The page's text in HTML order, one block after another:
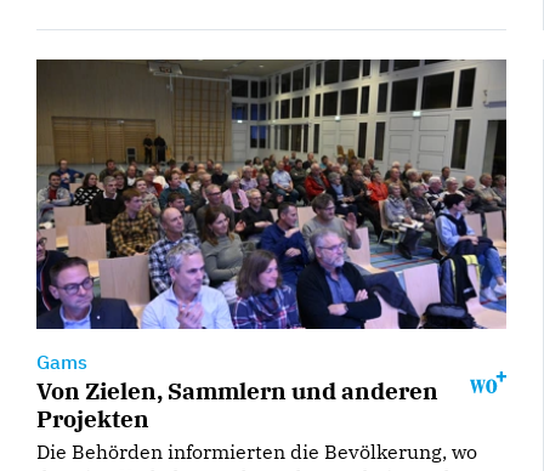
Gams
Von Zielen, Sammlern und anderen
Projekten
Die Behörden informierten die Bevölkerung, wo